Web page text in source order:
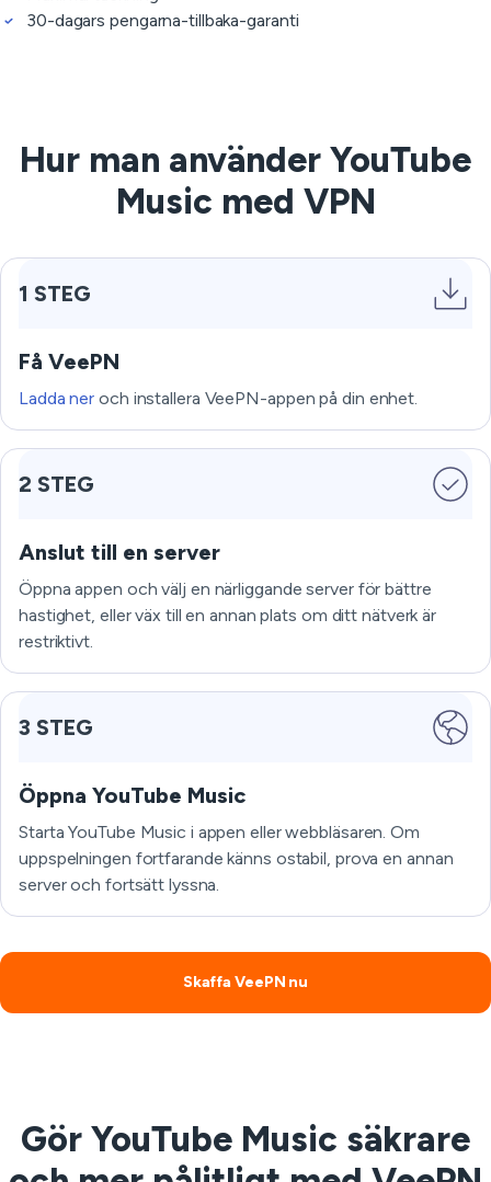
30-dagars pengarna-tillbaka-garanti
Hur man använder YouTube
Music med VPN
1 STEG
Få VeePN
Ladda ner och installera VeePN-appen på din enhet.
2 STEG
Anslut till en server
Öppna appen och välj en närliggande server för bättre
hastighet, eller väx till en annan plats om ditt nätverk är
restriktivt.
3 STEG
Öppna YouTube Music
Starta YouTube Music i appen eller webbläsaren. Om
uppspelningen fortfarande känns ostabil, prova en annan
server och fortsätt lyssna.
Skaffa VeePN nu
Gör YouTube Music säkrare